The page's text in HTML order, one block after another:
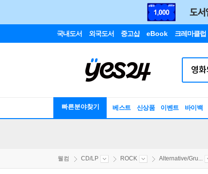
국내도서 외국도서 중고샵 eBook 크레마클럽
빠른분야찾기 베스트 신상품 이벤트 바이백
웰컴 CD/LP ROCK Alternative/Gru...